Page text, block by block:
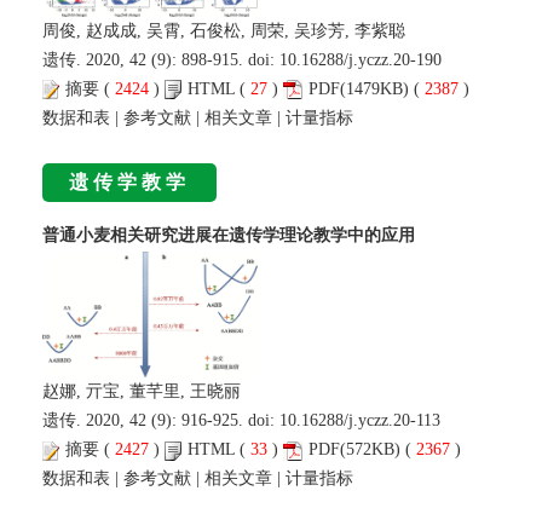
周俊, 赵成成, 吴霄, 石俊松, 周荣, 吴珍芳, 李紫聪
遗传. 2020, 42 (9): 898-915. doi: 10.16288/j.yczz.20-190
摘要 ( 2424 ) HTML ( 27 ) PDF(1479KB) ( 2387 )
数据和表 | 参考文献 | 相关文章 | 计量指标
遗传学教学
普通小麦相关研究进展在遗传学理论教学中的应用
赵娜, 亓宝, 董芊里, 王晓丽
遗传. 2020, 42 (9): 916-925. doi: 10.16288/j.yczz.20-113
摘要 ( 2427 ) HTML ( 33 ) PDF(572KB) ( 2367 )
数据和表
参考文献 相关文章 计量指标